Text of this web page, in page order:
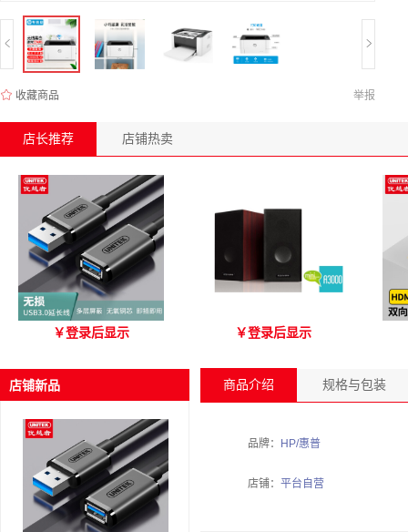
收藏商品 举报
店长推荐 店铺热卖
优越者Y-C479国标无氧铜
￥登录后显示 爱琴海 A3000 木质音箱
￥登录后显示
店铺新品 商品介绍 规格与包装
品牌： HP/惠普
店铺： 平台自营